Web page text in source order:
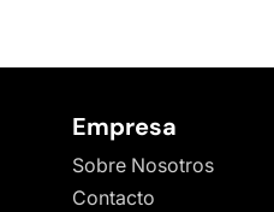
Empresa
Sobre Nosotros
Contacto